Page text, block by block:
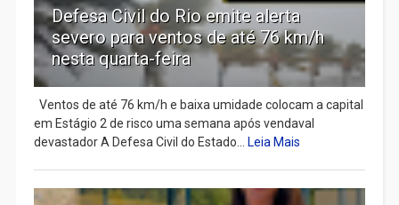
Defesa Civil do Rio emite alerta
severo para ventos de até 76 km/h
nesta quarta-feira
Ventos de até 76 km/h e baixa umidade colocam a capital
em Estágio 2 de risco uma semana após vendaval
devastador A Defesa Civil do Estado... Leia Mais